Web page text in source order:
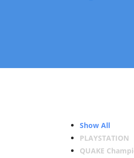
Show All
PLAYSTATION
QUAKE